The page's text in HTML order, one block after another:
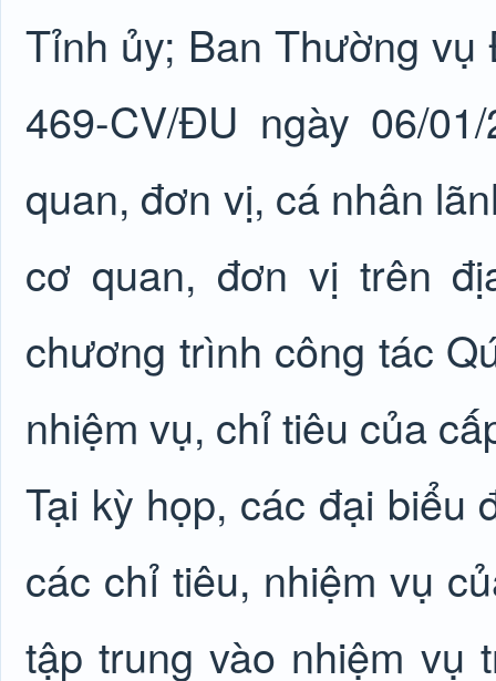
Tỉnh ủy; Ban Thường
469-CV/ĐU ngày 06/
quan, đơn vị, cá nhân
cơ quan, đơn vị trên
chương trình công tác
nhiệm vụ, chỉ tiêu của
Tại kỳ họp, các đại biểu
các chỉ tiêu, nhiệm vụ
tập trung vào nhiệm vụ